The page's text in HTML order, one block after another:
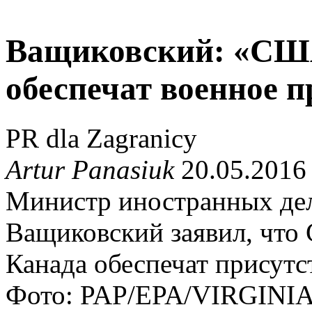
Ващиковский:
обеспечат военное
PR dla Zagranicy
Artur Panasiuk20.05.2016
Министр иностранных
Ващиковский заявил,
Канада обеспечат
Фото: PAP/EPA/